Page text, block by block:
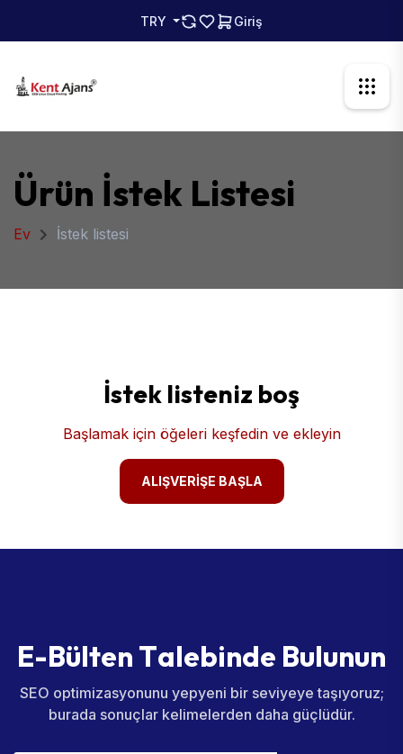
TRY Giriş
Ürün İstek Listesi
Ev İstek listesi
İstek listeniz boş
Başlamak için öğeleri keşfedin ve ekleyin
ALIŞVERIŞE BAŞLA
E-Bülten Talebinde Bulunun
SEO optimizasyonunu yepyeni bir seviyeye taşıyoruz;
burada sonuçlar kelimelerden daha güçlüdür.